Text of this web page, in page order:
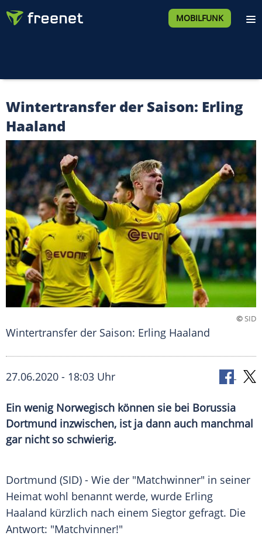
MOBILFUNK
Wintertransfer der Saison: Erling
Haaland
©SID
Wintertransfer der Saison: Erling Haaland
27.06.2020 - 18:03 Uhr
Ein wenig Norwegisch können sie bei Borussia
Dortmund inzwischen, ist ja dann auch manchmal
gar nicht so schwierig.
Dortmund (SID) - Wie der "Matchwinner" in seiner
Heimat wohl benannt werde, wurde Erling
Haaland kürzlich nach einem Siegtor gefragt. Die
Antwort: "Matchvinner!"